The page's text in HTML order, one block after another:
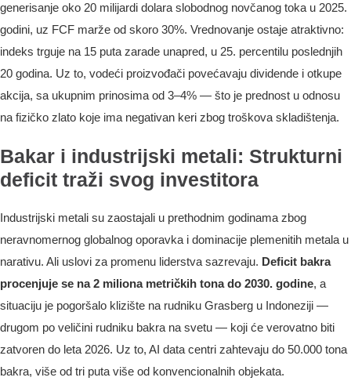
generisanje oko 20 milijardi dolara slobodnog novčanog toka u 2025.
godini, uz FCF marže od skoro 30%. Vrednovanje ostaje atraktivno:
indeks trguje na 15 puta zarade unapred, u 25. percentilu poslednjih
20 godina. Uz to, vodeći proizvođači povećavaju dividende i otkupe
akcija, sa ukupnim prinosima od 3–4% — što je prednost u odnosu
na fizičko zlato koje ima negativan keri zbog troškova skladištenja.
Bakar i industrijski metali: Strukturni
deficit traži svog investitora
Industrijski metali su zaostajali u prethodnim godinama zbog
neravnomernog globalnog oporavka i dominacije plemenitih metala u
narativu. Ali uslovi za promenu liderstva sazrevaju. Deficit bakra
procenjuje se na 2 miliona metričkih tona do 2030. godine, a
situaciju je pogoršalo klizište na rudniku Grasberg u Indoneziji —
drugom po veličini rudniku bakra na svetu — koji će verovatno biti
zatvoren do leta 2026. Uz to, AI data centri zahtevaju do 50.000 tona
bakra, više od tri puta više od konvencionalnih objekata.